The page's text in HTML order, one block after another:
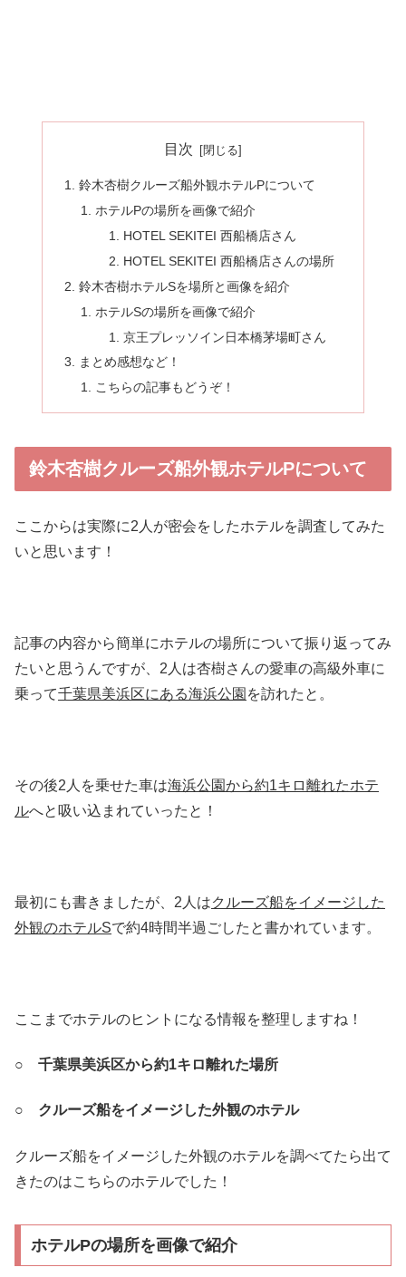
目次
鈴木杏樹クルーズ船外観ホテルPについて
ホテルPの場所を画像で紹介
HOTEL SEKITEI 西船橋店さん
HOTEL SEKITEI 西船橋店さんの場所
鈴木杏樹ホテルSを場所と画像を紹介
ホテルSの場所を画像で紹介
京王プレッソイン日本橋茅場町さん
まとめ感想など！
こちらの記事もどうぞ！
鈴木杏樹クルーズ船外観ホテルPについて
ここからは実際に2人が密会をしたホテルを調査してみた
いと思います！
記事の内容から簡単にホテルの場所について振り返ってみ
たいと思うんですが、2人は杏樹さんの愛車の高級外車に
乗って千葉県美浜区にある海浜公園 を訪れたと。
その後2人を乗せた車は海浜公園から約1キロ離れたホテ
ルへと吸い込まれていったと！
最初にも書きましたが、2人はクルーズ船をイメージした
外観のホテルSで約4時間半過ごしたと書かれています。
ここまでホテルのヒントになる情報を整理しますね！
○ 千葉県美浜区から約1キロ離れた場所
○ クルーズ船をイメージした外観のホテル
クルーズ船をイメージした外観のホテルを調べてたら出て
きたのはこちらのホテルでした！
ホテルPの場所を画像で紹介